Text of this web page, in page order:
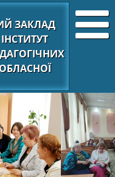
ЗАКЛАД